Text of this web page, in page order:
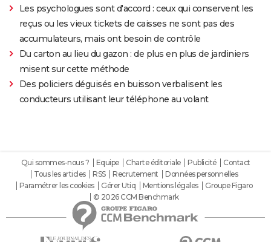
Les psychologues sont d'accord : ceux qui conservent les
reçus ou les vieux tickets de caisses ne sont pas des
accumulateurs, mais ont besoin de contrôle
Du carton au lieu du gazon : de plus en plus de jardiniers
misent sur cette méthode
Des policiers déguisés en buisson verbalisent les
conducteurs utilisant leur téléphone au volant
Qui sommes-nous ? Equipe Charte éditoriale Publicité
Contact
Tous les articles
RSS Recrutement
Données personnelles
Paramétrer les cookies
Gérer Utiq Mentions légales
Groupe Figaro
© 2026 CCM Benchmark